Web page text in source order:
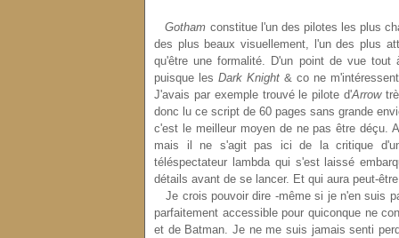
Gotham constitue l'un des pilotes les plus
des plus beaux visuellement, l'un des plus
qu'être une formalité. D'un point de vue
puisque les Dark Knight& co ne
J'avais par exemple trouvé le pilote d'Arrow
donc lu ce script de 60 pages sans grande
c'est le meilleur moyen de ne pas être déçu.
mais il ne s'agit pas ici de la critique
téléspectateur lambda qui s'est laissé
détails avant de se lancer. Et qui aura peut-
Je crois pouvoir dire -même si je n'en suis
parfaitement accessible pour quiconque ne
et de Batman. Je ne me suis jamais senti